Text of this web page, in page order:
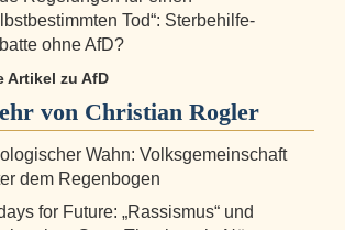
Tod“: Sterbehilfe-
ohne AfD?
Artikel zu AfD
von Christian Rogler
Wahn: Volksgemeinschaft
dem Regenbogen
for Future: „Rassismus“ und